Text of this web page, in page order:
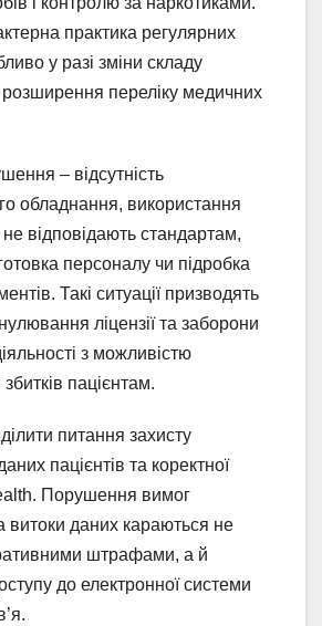
практика регулярних
у разі зміни складу
переліку медичних
– відсутність
обладнання, використання
відповідають стандартам,
персоналу чи підробка
Такі ситуації призводять
ліцензії та заборони
з можливістю
пацієнтам.
питання захисту
пацієнтів та коректної
Порушення вимог
витоки даних караються не
штрафами, а й
до електронної системи